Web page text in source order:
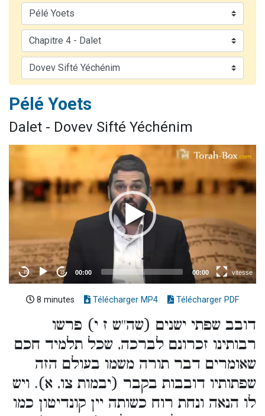
2 personnes viennent de nous rejoindre sur WhatsApp
2 personnes viennent de nous rejoindre sur WhatsApp
Malgorzata vient de donner son Maasser
3 personnes viennent de nous rejoindre sur WhatsApp
Pélé Yoets
Dalet - Dovev Sifté Yéchénim
8 minutes Télécharger MP4 Télécharger PDF
דובב שפתי ישנים (שה''ש ז י) פרשו
רבותינו זכרונם לברכה, שכל תלמיד חכם
שאומרים דבר תורה משמו בעולם הזה
שפתותיו דובבות בקבר (יבמות צו, א). ויש
לו הנאה ונחת רוח כשותה יין קונדיטון כמו